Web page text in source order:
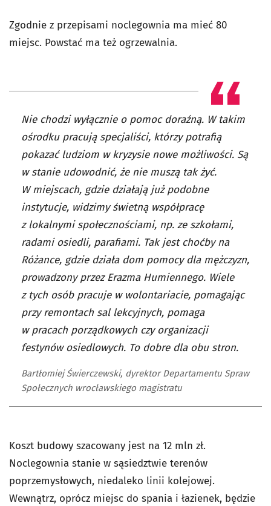
Zgodnie z przepisami noclegownia ma mieć 80
miejsc. Powstać ma też ogrzewalnia.
Nie chodzi wyłącznie o pomoc doraźną. W takim
ośrodku pracują specjaliści, którzy potrafią
pokazać ludziom w kryzysie nowe możliwości. Są
w stanie udowodnić, że nie muszą tak żyć.
W miejscach, gdzie działają już podobne
instytucje, widzimy świetną współpracę
z lokalnymi społecznościami, np. ze szkołami,
radami osiedli, parafiami. Tak jest choćby na
Różance, gdzie działa dom pomocy dla mężczyzn,
prowadzony przez Erazma Humiennego. Wiele
z tych osób pracuje w wolontariacie, pomagając
przy remontach sal lekcyjnych, pomaga
w pracach porządkowych czy organizacji
festynów osiedlowych. To dobre dla obu stron.
Bartłomiej Świerczewski, dyrektor Departamentu Spraw
Społecznych wrocławskiego magistratu
Koszt budowy szacowany jest na 12 mln zł.
Noclegownia stanie w sąsiedztwie terenów
poprzemysłowych, niedaleko linii kolejowej.
Wewnątrz, oprócz miejsc do spania i łazienek, będzie